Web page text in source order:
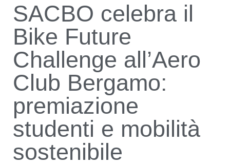
SACBO celebra il
Bike Future
Challenge all’Aero
Club Bergamo:
premiazione
studenti e mobilità
sostenibile